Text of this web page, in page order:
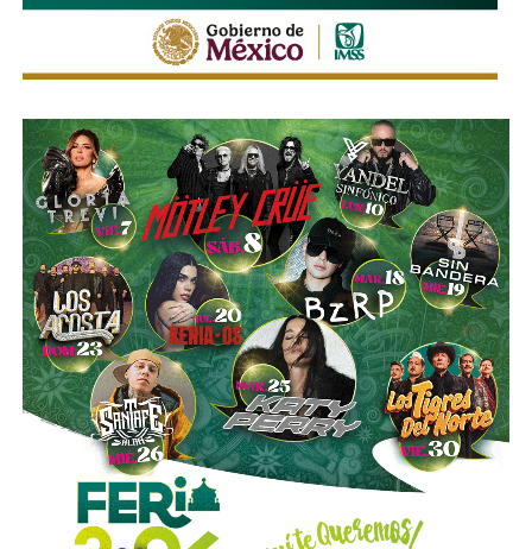
los casos, la velocidad del vehículo estaba por debajo
del límite permitido
.
Sí hubo un fallo grande por parte de lasautoridades
viales municipales que no anunciaron a tiempo el tope
y no colocaron la señal hasta que ya estaba listo el muro
de los tormentos.
Sigue existiendo tardanza por parte de estas mismas
autoridades pararepintar o rescatar las señales que
no solo ahí, sino en toda la ciudad, están mal pintadas,